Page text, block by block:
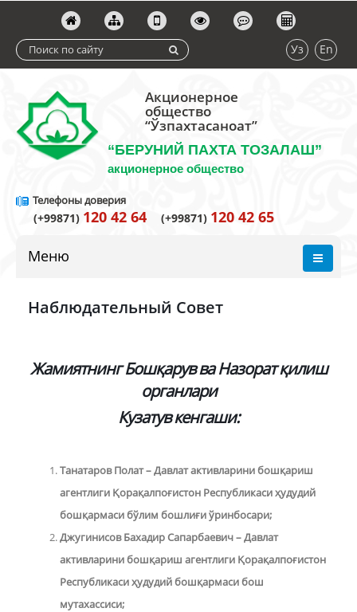
Уз En
Акционерное
общество
“Ўзпахтасаноат”
“БЕРУНИЙ ПАХТА ТОЗАЛАШ”
акционерное общество
Телефоны доверия
(+99871) 120 42 64 (+99871) 120 42 65
Меню
Наблюдательный Совет
Жамиятнинг Бошқарув ва Назорат қилиш
органлари
Кузатув кенгаши:
Танатаров Полат – Давлат активларини бошқариш
агентлиги Қорақалпоғистон Республикаси ҳудудий
бошқармаси бўлим бошлиғи ўринбосари;
Джугинисов Бахадир Сапарбаевич – Давлат
активларини бошқариш агентлиги Қорақалпоғистон
Республикаси ҳудудий бошқармаси бош
мутахассиси;